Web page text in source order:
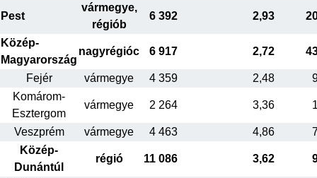
Pest
vármegye,
régiób
6 392 2,93
Közép-
Magyarország
nagyrégióc 6 917 2,72
Fejér vármegye 4 359 2,48
Komárom-
Esztergom
vármegye 2 264 3,36
Veszprém vármegye 4 463 4,86
Közép-
Dunántúl
régió 11 086 3,62